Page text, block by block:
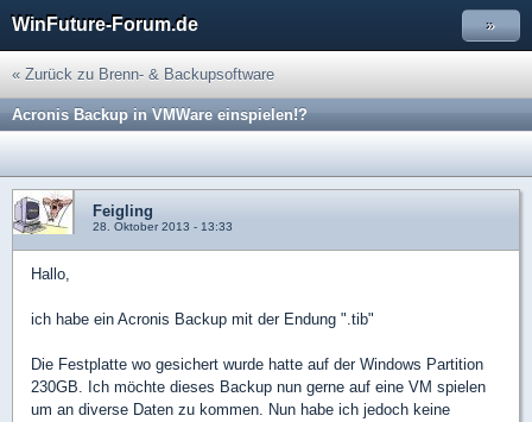
WinFuture-Forum.de »
« Zurück zu Brenn- & Backupsoftware
Acronis Backup in VMWare einspielen!?
Feigling
28. Oktober 2013 - 13:33
Hallo,
ich habe ein Acronis Backup mit der Endung ".tib"
Die Festplatte wo gesichert wurde hatte auf der Windows Partition
230GB. Ich möchte dieses Backup nun gerne auf eine VM spielen
um an diverse Daten zu kommen. Nun habe ich jedoch keine